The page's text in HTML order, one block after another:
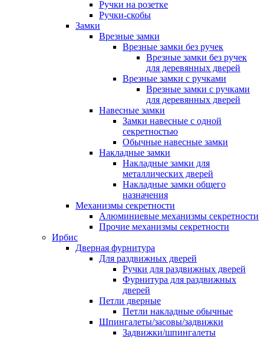
Ручки на розетке
Ручки-скобы
Замки
Врезные замки
Врезные замки без ручек
Врезные замки без ручек
для деревянных дверей
Врезные замки с ручками
Врезные замки с ручками
для деревянных дверей
Навесные замки
Замки навесные с одной
секретностью
Обычные навесные замки
Накладные замки
Накладные замки для
металлических дверей
Накладные замки общего
назначения
Механизмы секретности
Алюминиевые механизмы секретности
Прочие механизмы секретности
Ирбис
Дверная фурнитура
Для раздвижных дверей
Ручки для раздвижных дверей
Фурнитура для раздвижных
дверей
Петли дверные
Петли накладные обычные
Шпингалеты/засовы/задвижки
Задвижки/шпингалеты